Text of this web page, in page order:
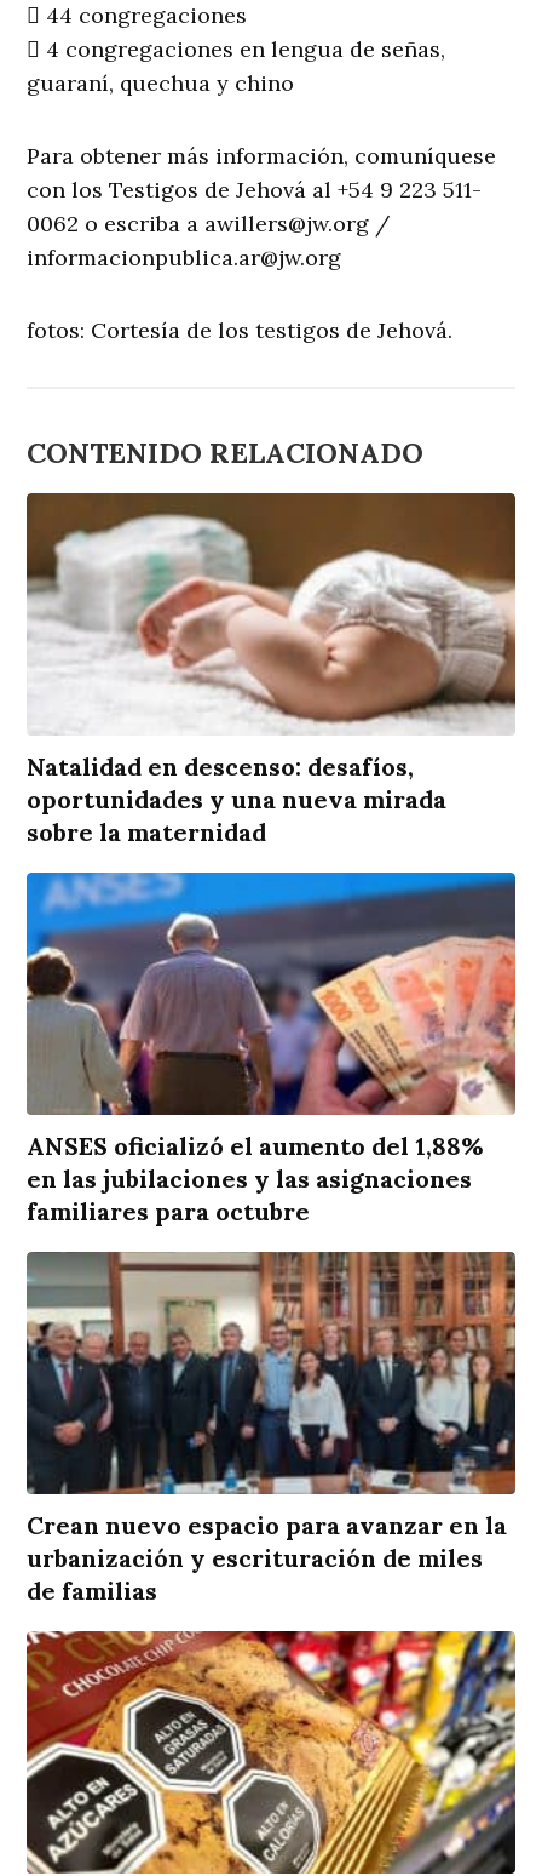
 44 congregaciones
 4 congregaciones en lengua de señas,
guaraní, quechua y chino
Para obtener más información, comuníquese
con los Testigos de Jehová al +54 9 223 511-
0062 o escriba a awillers@jw.org /
informacionpublica.ar@jw.org
fotos: Cortesía de los testigos de Jehová.
CONTENIDO RELACIONADO
Natalidad en descenso: desafíos,
oportunidades y una nueva mirada
sobre la maternidad
ANSES oficializó el aumento del 1,88%
en las jubilaciones y las asignaciones
familiares para octubre
Crean nuevo espacio para avanzar en la
urbanización y escrituración de miles
de familias